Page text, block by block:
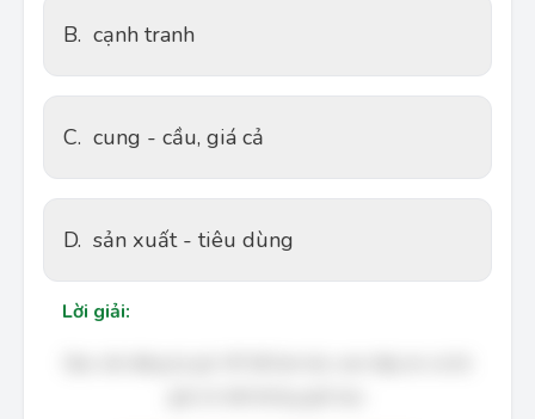
B. cạnh tranh
C. cung - cầu, giá cả
D. sản xuất - tiêu dùng
Lời giải: